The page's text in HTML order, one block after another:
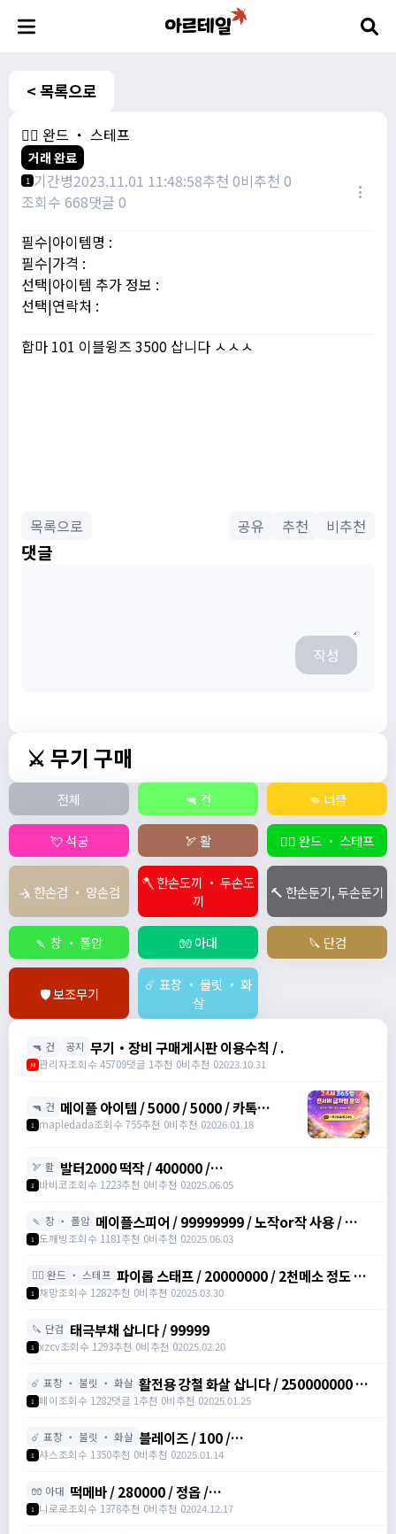
< 목록으로
🧙‍♀️ 완드 ・ 스테프
거래 완료
1 기간병2023.11.01 11:48:58추천 0비추천 0
조회수 668댓글 0
필수|아이템명 :
필수|가격 :
선택|아이템 추가 정보 :
선택|연락처 :
합마 101 이블윙즈 3500 삽니다 ㅅㅅㅅ
목록으로 공유 추천 비추천
댓글
작성
⚔️ 무기 구매
전체 🔫 건 👊 너클
💘 석궁 🏹 활 🧙‍♀️ 완드 ・ 스테프
🤺 한손검 ・ 양손검
🪓 한손도끼 ・ 두손도
끼
🔨 한손둔기, 두손둔기
🍡 창 ・ 폴암 🧤 아대 🔪 단검
🛡️ 보조무기
☄️ 표창 ・ 불릿 ・ 화
살
🔫 건 공지 무기・장비 구매게시판 이용수칙 / .
M 관리자조회수 45709댓글 1추천 0비추천 02023.10.31
🔫 건 메이플 아이템 / 5000 / 5000 / 카톡
han8246
1 mapledada조회수 755추천 0비추천 02026.01.18
🏹 활 발터2000 떡작 / 400000 /
https://open.kakao.com/o/sRKFh9zh / 400000
https://open.kakao.com/o/sRKFh9zh
1 바비코조회수 1223추천 0비추천 02025.06.05
🍡 창 ・ 폴암 메이플스피어 / 99999999 / 노작or작 사용 / ㅋㅌ
qwer12335
1 도깨빙조회수 1181추천 0비추천 02025.06.03
🧙‍♀️ 완드 ・ 스테프 파이롭 스태프 / 20000000 / 2천메소 정도 /
https://open.kakao.com/o/s0RPbjhh
1 채망조회수 1282추천 0비추천 02025.03.30
🔪 단검 태극부채 삽니다 / 99999
1 xzcv조회수 1293추천 0비추천 02025.02.20
☄️ 표창 ・ 불릿 ・ 화살 활전용 강철 화살 삽니다 / 250000000 /
화살 / 쪽지 주세요~ 접속중
1 페이조회수 1282댓글 1추천 0비추천 02025.01.25
☄️ 표창 ・ 불릿 ・ 화살 블레이즈 / 100 /
https://open.kakao.com/o/sNwKGyah
1 샤스조회수 1350추천 0비추천 02025.01.14
🧤 아대 떡메바 / 280000 / 정옵 /
https://open.kakao.com/o/sUXaXC5g
1 니로로조회수 1378추천 0비추천 02024.12.17